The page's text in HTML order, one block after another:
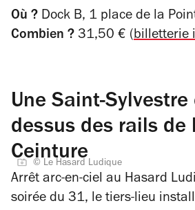
Où ? Dock B, 1 place de la
Combien ? 31,50 € (billetterie
Une Saint-Sylvestre
dessus des rails de
Ceinture
© Le Hasard Ludique
Arrêt arc-en-ciel au Hasard
soirée du 31, le tiers-lieu